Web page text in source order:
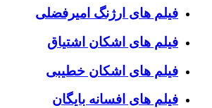
فیلم های ارژنگ امیرفضلی
فیلم های اشکان اشتیاق
فیلم های اشکان خطیبی
فیلم های افسانه بایگان